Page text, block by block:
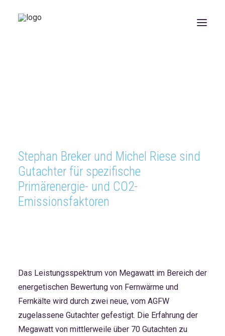
Stephan Breker und Michel Riese sind
Gutachter für spezifische
Primärenergie- und CO2-
Emissionsfaktoren
Das Leistungsspektrum von Megawatt im Bereich der
energetischen Bewertung von Fernwärme und
Fernkälte wird durch zwei neue, vom AGFW
zugelassene Gutachter gefestigt. Die Erfahrung der
Megawatt von mittlerweile über 70 Gutachten zu